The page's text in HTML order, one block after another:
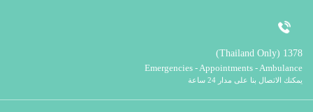
1378 (Thailand Only)
Emergencies - Appointments - Ambulance
يمكنك الاتصال بنا على مدار 24 ساعة